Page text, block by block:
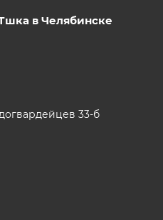
в Челябинске
33-б